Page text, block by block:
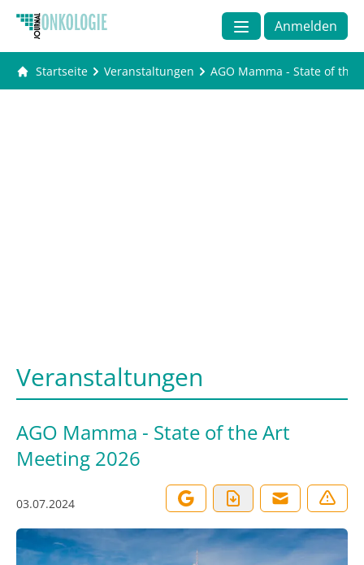
Anmelden
Startseite Veranstaltungen AGO Mamma - State of the
Veranstaltungen
AGO Mamma - State of the Art
Meeting 2026
03.07.2024